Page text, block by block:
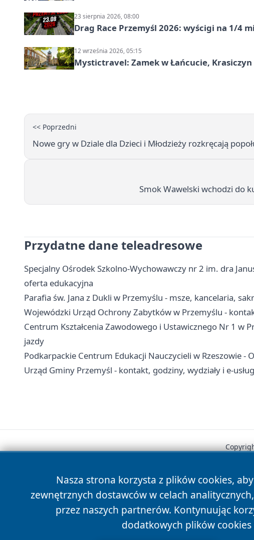
23 sierpnia 2026, 08:00
Drag Race Przemyśl 2026: wyścigi na 1/4
12 września 2026, 05:15
Mystictravel: Zamek w Łańcucie,
<< Poprzedni
Nowe gry w Dziale dla Dzieci i Młodzieży rozkręcają
Smok Wawelski wchodzi do
Przydatne dane teleadresowe
Specjalny Ośrodek Szkolno-Wychowawczy nr 2 im. dra
oferta edukacyjna
Parafia św. Jana z Dukli w Przemyślu - msze, kancelaria,
Wojewódzki Urząd Ochrony Zabytków w Przemyślu -
Centrum Kształcenia Zawodowego i Ustawicznego Nr 1 w
jazdy
Podkarpackie Centrum Edukacji Nauczycieli w Rzeszowie -
Urząd Gminy Przemyśl - kontakt, godziny, wydziały i e-
Nasza strona korzysta z plików cookies,
zewnętrznych dostawców w celach
przez naszych partnerów. Kontynuując
dodatkowych plików cookies
News